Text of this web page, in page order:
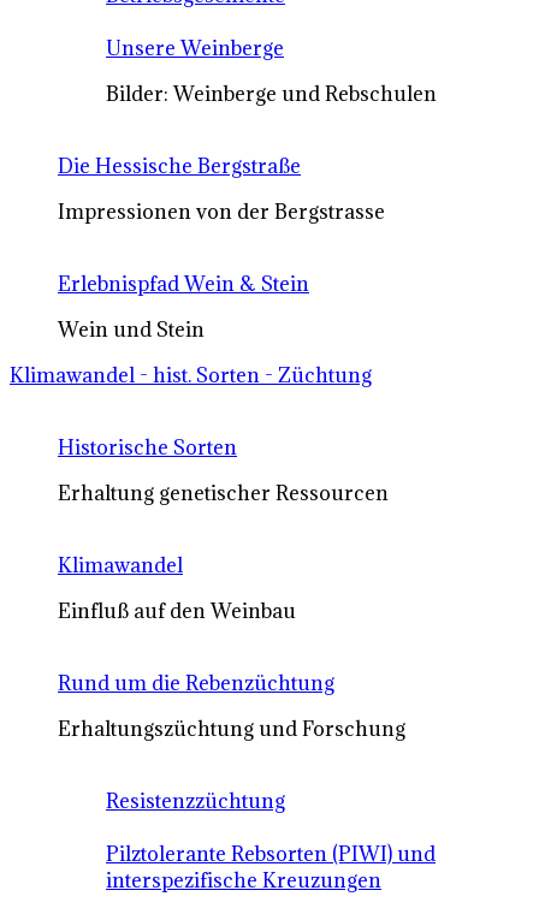
Unsere Weinberge
Bilder: Weinberge und Rebschulen
Die Hessische Bergstraße
Impressionen von der Bergstrasse
Erlebnispfad Wein & Stein
Wein und Stein
Klimawandel - hist. Sorten - Züchtung
Historische Sorten
Erhaltung genetischer Ressourcen
Klimawandel
Einfluß auf den Weinbau
Rund um die Rebenzüchtung
Erhaltungszüchtung und Forschung
Resistenzzüchtung
Pilztolerante Rebsorten (PIWI) und
interspezifische Kreuzungen